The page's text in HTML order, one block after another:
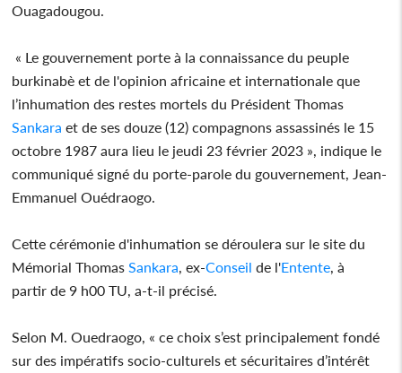
Ouagadougou.
« Le gouvernement porte à la connaissance du peuple
burkinabè et de l'opinion africaine et internationale que
l’inhumation des restes mortels du Président Thomas
Sankara et de ses douze (12) compagnons assassinés le 15
octobre 1987 aura lieu le jeudi 23 février 2023 », indique le
communiqué signé du porte-parole du gouvernement, Jean-
Emmanuel Ouédraogo.
Cette cérémonie d'inhumation se déroulera sur le site du
Mémorial ThomasSankara, ex-Conseil de l'Entente, à
partir de 9 h00 TU, a-t-il précisé.
Selon M. Ouedraogo, « ce choix s’est principalement fondé
sur des impératifs socio-culturels et sécuritaires d’intérêt